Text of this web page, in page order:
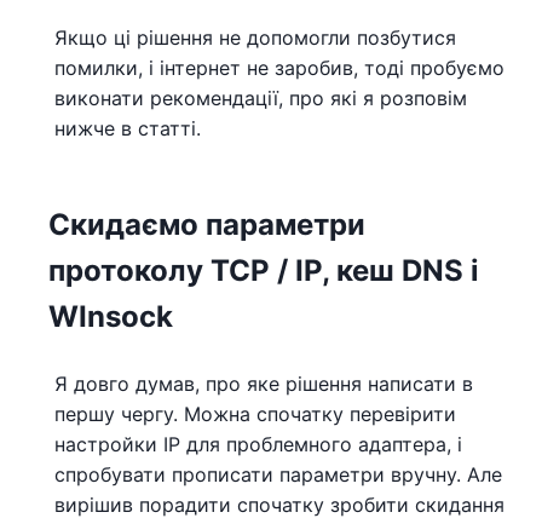
Якщо ці рішення не допомогли позбутися
помилки, і інтернет не заробив, тоді пробуємо
виконати рекомендації, про які я розповім
нижче в статті.
Скидаємо параметри
протоколу TCP / IP, кеш DNS і
WInsock
Я довго думав, про яке рішення написати в
першу чергу. Можна спочатку перевірити
настройки IP для проблемного адаптера, і
спробувати прописати параметри вручну. Але
вирішив порадити спочатку зробити скидання